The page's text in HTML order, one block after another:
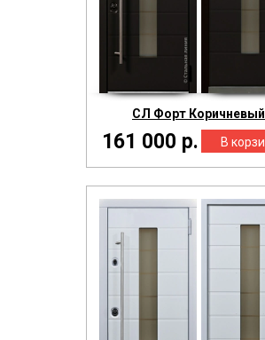
СЛ Форт Коричневый
161 000 р.